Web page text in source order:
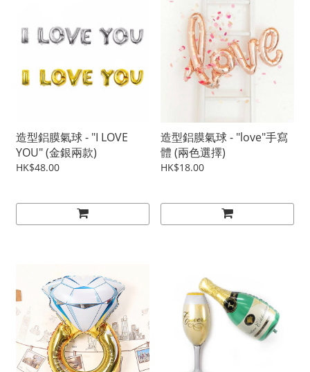
造型鋁膜氣球 - "I LOVE
YOU" (金銀兩款)
HK$48.00
造型鋁膜氣球 - "love"手寫
體 (兩色選擇)
HK$18.00